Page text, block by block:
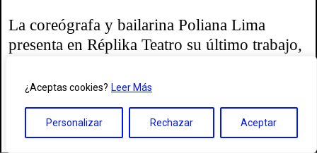
¿Aceptas cookies? Leer Más
Personalizar Rechazar Aceptar
La coreógrafa y bailarina Poliana Lima
presenta en Réplika Teatro su último trabajo,
en el Festival de Otoño de Madrid.
Oro negrose construye a través de la metáfora del petróleo para
asociar poéticamente el proceso excavación de un tesoro con la